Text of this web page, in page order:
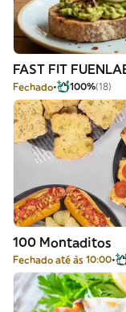
FAST FIT
Fechado 100%(18)
100 Montaditos
Fechado até às 10:00